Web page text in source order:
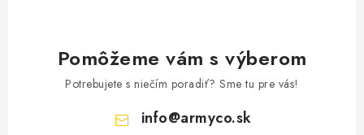
Pomôžeme vám s výberom
Potrebujete s niečím poradiť? Sme tu pre vás!
info@armyco.sk